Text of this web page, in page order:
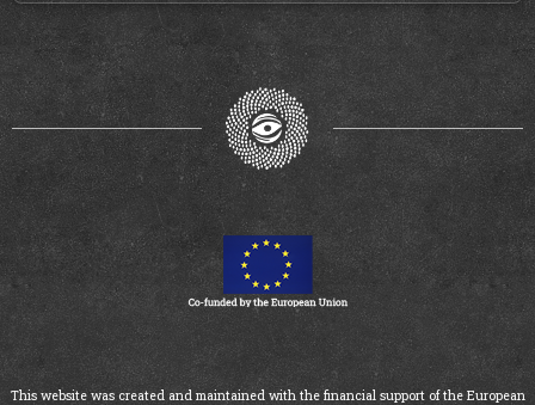
This website was created and maintained with the financial support of the European